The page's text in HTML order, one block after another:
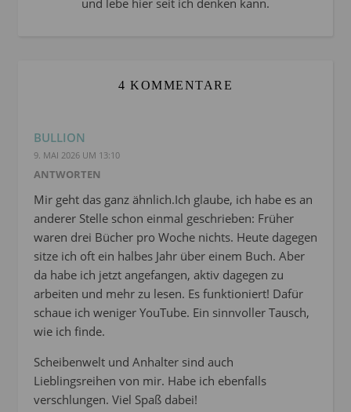
4 KOMMENTARE
BULLION
9. MAI 2026 UM 13:10
ANTWORTEN
Mir geht das ganz ähnlich.Ich glaube, ich habe es an
anderer Stelle schon einmal geschrieben: Früher
waren drei Bücher pro Woche nichts. Heute dagegen
sitze ich oft ein halbes Jahr über einem Buch. Aber
da habe ich jetzt angefangen, aktiv dagegen zu
arbeiten und mehr zu lesen. Es funktioniert! Dafür
schaue ich weniger YouTube. Ein sinnvoller Tausch,
wie ich finde.
Scheibenwelt und Anhalter sind auch
Lieblingsreihen von mir. Habe ich ebenfalls
verschlungen. Viel Spaß dabei!